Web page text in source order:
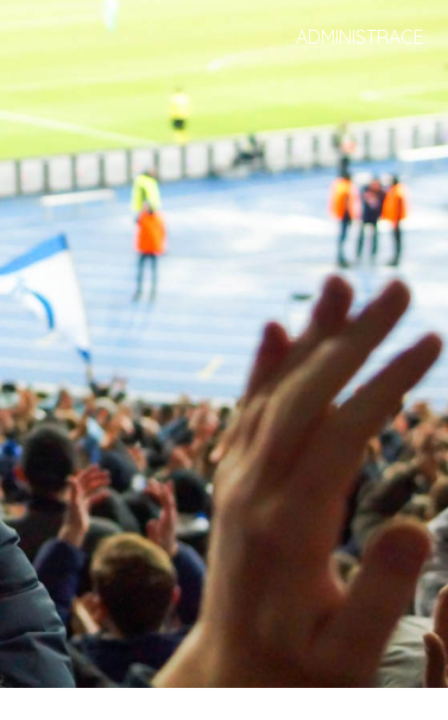
ADMINISTRACE